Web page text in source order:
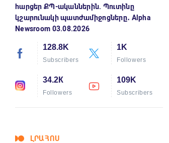
հարցեր ՔՊ-ականներին. Պուտինը
կշարունակի պատժամիջոցները․ Alpha
Newsroom 03.08.2026
128.8K
Subscribers
1K
Followers
34.2К
Followers
109K
Subscribers
ԼՐԱՀՈՍ